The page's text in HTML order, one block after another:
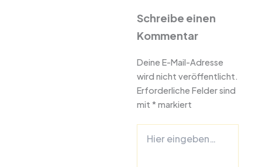
Schreibe einen
Kommentar
Deine E-Mail-Adresse
wird nicht veröffentlicht.
Erforderliche Felder sind
mit * markiert
eingeben…